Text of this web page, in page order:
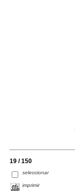
19 / 150
seleccionar
imprimir